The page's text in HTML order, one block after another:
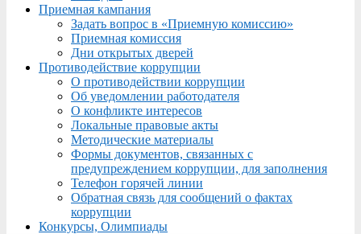
Приемная кампания
Задать вопрос в «Приемную комиссию»
Приемная комиссия
Дни открытых дверей
Противодействие коррупции
О противодействии коррупции
Об уведомлении работодателя
О конфликте интересов
Локальные правовые акты
Методические материалы
Формы документов, связанных с
предупреждением коррупции, для заполнения
Телефон горячей линии
Обратная связь для сообщений о фактах
коррупции
Конкурсы, Олимпиады